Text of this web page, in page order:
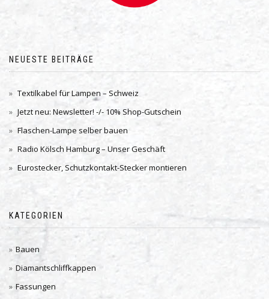
NEUESTE BEITRÄGE
Textilkabel für Lampen – Schweiz
Jetzt neu: Newsletter! -/- 10% Shop-Gutschein
Flaschen-Lampe selber bauen
Radio Kölsch Hamburg – Unser Geschäft
Eurostecker, Schutzkontakt-Stecker montieren
KATEGORIEN
Bauen
Diamantschliffkappen
Fassungen